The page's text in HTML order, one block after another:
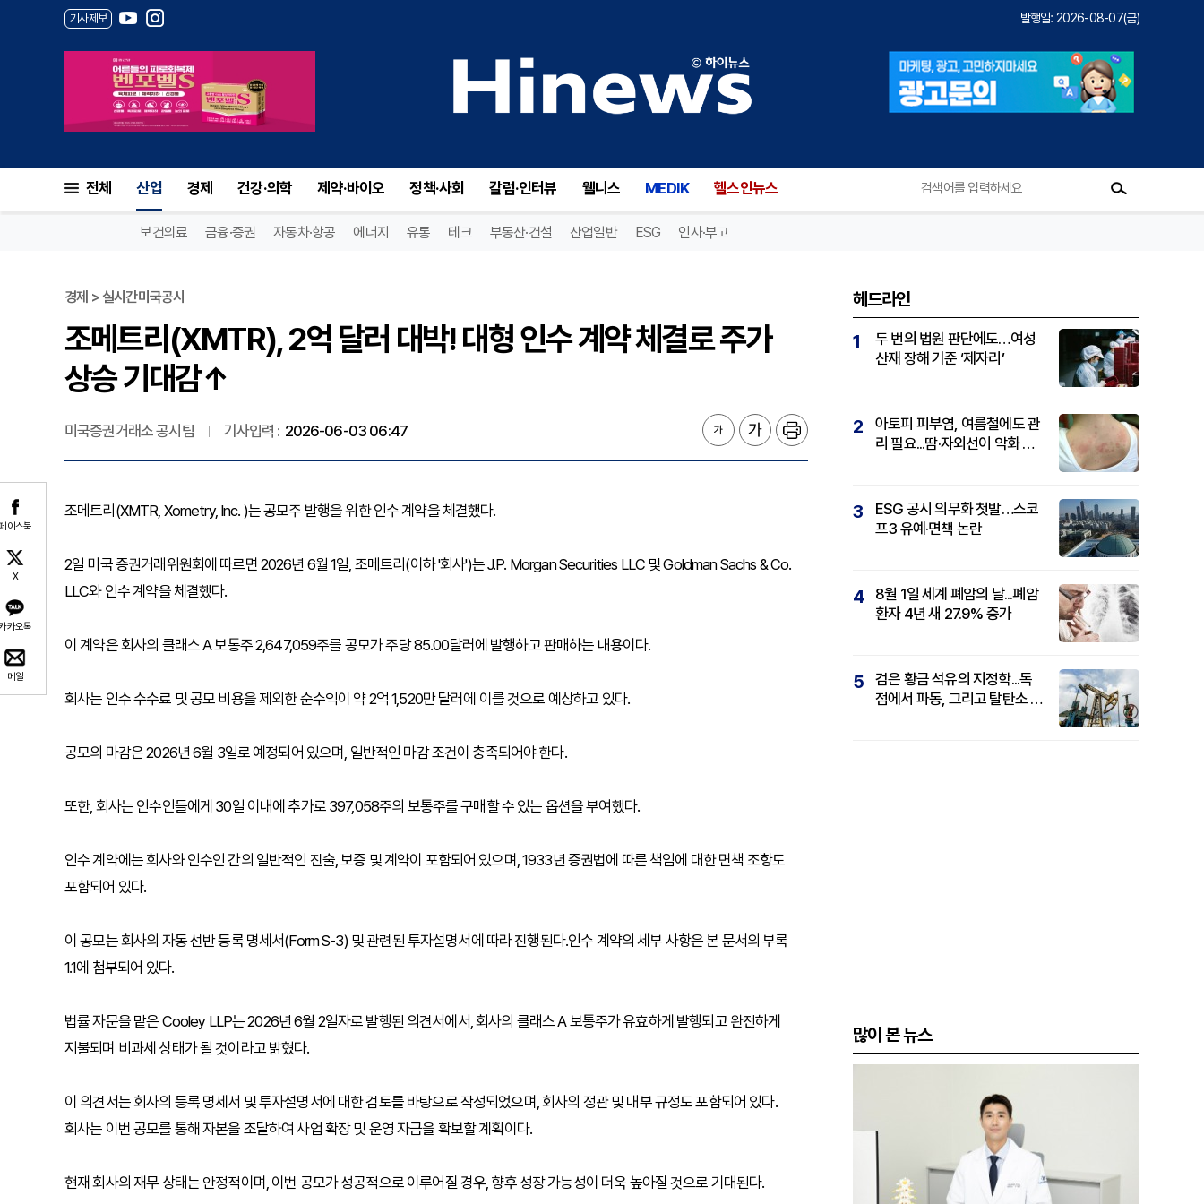
기사제보 발행일: 2026-08-07(금)
전체 산업 경제 건강·의학 제약·바이오 정책·사회 칼럼·인터뷰 웰니스 MEDIK 헬스인뉴스
보건의료 금융·증권 자동차·항공 에너지 유통 테크 부동산·건설 산업일반 ESG 인사·부고
이스북
X
카오톡
메일
경제 > 실시간미국공시
조메트리(XMTR), 2억 달러 대박! 대형 인수 계약 체결로 주가
상승 기대감↑
미국증권거래소 공시팀 기사입력 : 2026-06-03 06:47
조메트리(XMTR, Xometry, Inc. )는 공모주 발행을 위한 인수 계약을 체결했다.
2일 미국 증권거래위원회에 따르면 2026년 6월 1일, 조메트리(이하 '회사')는 J.P. Morgan Securities LLC 및 Goldman Sachs & Co.
LLC와 인수 계약을 체결했다.
이 계약은 회사의 클래스 A 보통주 2,647,059주를 공모가 주당 85.00달러에 발행하고 판매하는 내용이다.
회사는 인수 수수료 및 공모 비용을 제외한 순수익이 약 2억 1,520만 달러에 이를 것으로 예상하고 있다.
공모의 마감은 2026년 6월 3일로 예정되어 있으며, 일반적인 마감 조건이 충족되어야 한다.
또한, 회사는 인수인들에게 30일 이내에 추가로 397,058주의 보통주를 구매할 수 있는 옵션을 부여했다.
인수 계약에는 회사와 인수인 간의 일반적인 진술, 보증 및 계약이 포함되어 있으며, 1933년 증권법에 따른 책임에 대한 면책 조항도
포함되어 있다.
이 공모는 회사의 자동 선반 등록 명세서(Form S-3) 및 관련된 투자설명서에 따라 진행된다.인수 계약의 세부 사항은 본 문서의 부록
1.1에 첨부되어 있다.
법률 자문을 맡은 Cooley LLP는 2026년 6월 2일자로 발행된 의견서에서, 회사의 클래스 A 보통주가 유효하게 발행되고 완전하게
지불되며 비과세 상태가 될 것이라고 밝혔다.
이 의견서는 회사의 등록 명세서 및 투자설명서에 대한 검토를 바탕으로 작성되었으며, 회사의 정관 및 내부 규정도 포함되어 있다.
회사는 이번 공모를 통해 자본을 조달하여 사업 확장 및 운영 자금을 확보할 계획이다.
현재 회사의 재무 상태는 안정적이며, 이번 공모가 성공적으로 이루어질 경우, 향후 성장 가능성이 더욱 높아질 것으로 기대된다.
헤드라인
1
두 번의 법원 판단에도…여성
산재 장해 기준 ‘제자리’
2
아토피 피부염, 여름철에도 관
리 필요...땀·자외선이 악화 요
3
ESG 공시 의무화 첫발…스코
프3 유예·면책 논란
4
8월 1일 세계 폐암의 날...폐암
환자 4년 새 27.9% 증가
5
검은 황금 석유의 지정학...독
점에서 파동, 그리고 탈탄소 패
많이 본 뉴스